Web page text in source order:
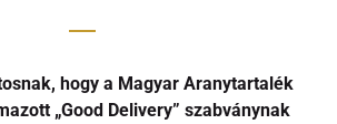
hogy a Magyar Aranytartalék
„Good Delivery” szabványnak